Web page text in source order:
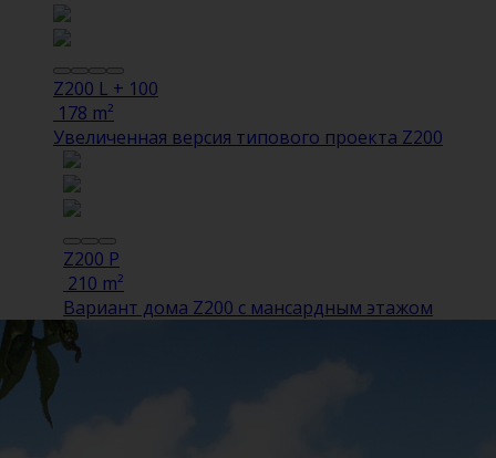
Z200 L + 100
178 m²
Увеличенная версия типового проекта Z200
Z200 P
210 m²
Вариант дома Z200 c мансардным этажом